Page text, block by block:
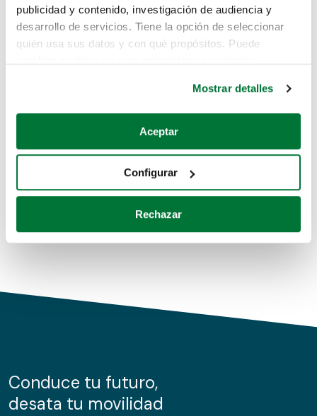
publicidad y contenido, investigación de audiencia y
desarrollo de servicios. Tiene la opción de seleccionar
quién usa sus datos y con qué propósitos. Puede
Si lo permite, también quisiéramos:
Recopilar información sobre su ubicación geográfica
Identificar su dispositivo analizándolo activamente
para buscar características específicas (huellas
Obtenga más información sobre cómo se procesan sus
de cookies.
información sobre el uso que haga del sitio web con
nuestros partners de redes sociales, publicidad y análisis
Mostrar detalles
Aceptar
Configurar
Rechazar
Pero puedes encontrar el coche que estás
buscando en alguno de estos enlaces:
Coches de segunda mano
Coches de km0
Conduce tu futuro,
desata tu movilidad